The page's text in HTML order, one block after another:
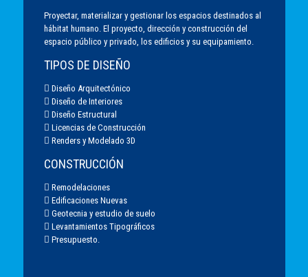
Proyectar, materializar y gestionar los espacios destinados al
hábitat humano. El proyecto, dirección y construcción del
espacio público y privado, los edificios y su equipamiento.
TIPOS DE DISEÑO
 Diseño Arquitectónico
 Diseño de Interiores
 Diseño Estructural
 Licencias de Construcción
 Renders y Modelado 3D
CONSTRUCCIÓN
 Remodelaciones
 Edificaciones Nuevas
 Geotecnia y estudio de suelo
 Levantamientos Tipográficos
 Presupuesto.